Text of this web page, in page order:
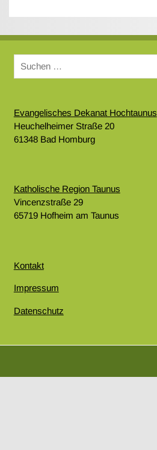
Evangelisches Dekanat Hochtaunus
Heuchelheimer Straße 20
61348 Bad Homburg
Katholische Region Taunus
Vincenzstraße 29
65719 Hofheim am Taunus
Kontakt
Impressum
Datenschutz